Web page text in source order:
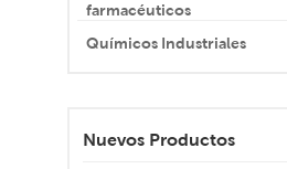
farmacéuticos
Químicos Industriales
Nuevos Productos